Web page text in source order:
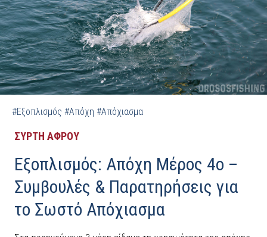
#Εξοπλισμός #Απόχη #Απόχιασμα
ΣΥΡΤΗ ΑΦΡΟΥ
Εξοπλισμός: Απόχη Μέρος 4ο –
Συμβουλές & Παρατηρήσεις για
το Σωστό Απόχιασμα